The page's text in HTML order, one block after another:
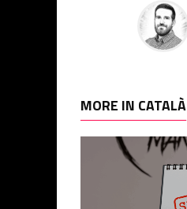
MORE IN CATALÀ